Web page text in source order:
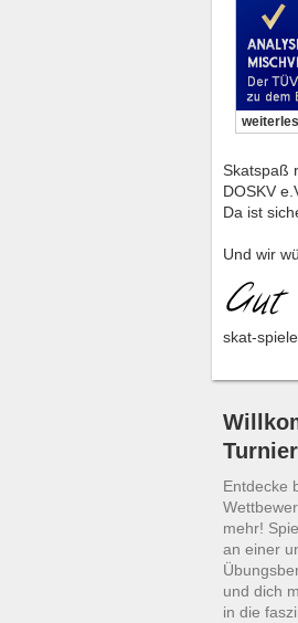
Skatspaß
DOSKV
Da ist
Und wir
skat-
Entdecke
mehr!
an einer
und dich
in die